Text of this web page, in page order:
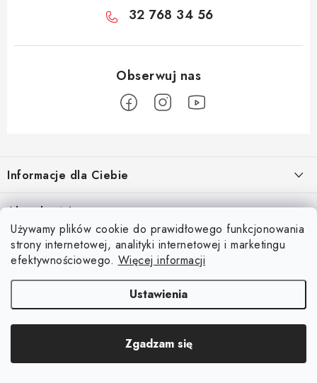
Używamy plików cookie do prawidłowego funkcjonowania
strony internetowej, analityki internetowej i marketingu
efektywnościowego. Więcej informacji
Ustawienia
Zgadzam się
32 768 34 56
o
p
Informacje dla Ciebie
O nas
Regulamin e-sklepu
Ochrona danych osobowych
Blog
Kontakty
Aktualności
Odkryj magię kieszeni magnetycznych
15.4.2025
Facebook
Copyright 2026Magsy.pl. Wszystkie prawa zastrzeżone.Edytuj ustawienia
plików cookie